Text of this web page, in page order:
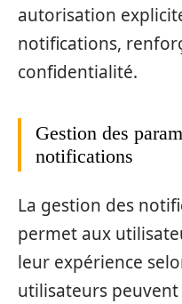
autorisation
notifications,
confidentialité.
Gestion des
notifications
La gestion des
permet aux
leur expérience
utilisateurs